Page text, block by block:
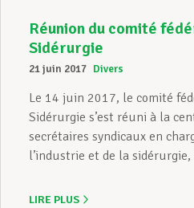
Réunion du comité
Sidérurgie
21 juin 2017 Divers
Le 14 juin 2017, le comité
Sidérurgie s’est réuni à la
secrétaires syndicaux en
l’industrie et de la sidérurgie,
LIRE PLUS